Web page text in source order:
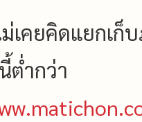
ม่เคยคิดแยกเ
ต่ำกว่า